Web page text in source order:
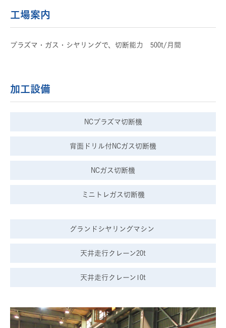
工場案内
プラズマ・ガス・シヤリングで、切断能力 500t/月間
加工設備
NCプラズマ切断機
背面ドリル付NCガス切断機
NCガス切断機
ミニトレガス切断機
グランドシヤリングマシン
天井走行クレーン20t
天井走行クレーン10t